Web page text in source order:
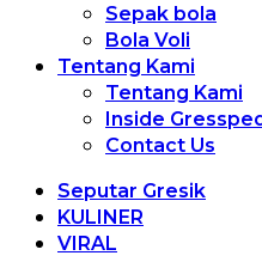
Sepak bola
Bola Voli
Tentang Kami
Tentang Kami
Inside
Contact Us
Seputar Gresik
KULINER
VIRAL